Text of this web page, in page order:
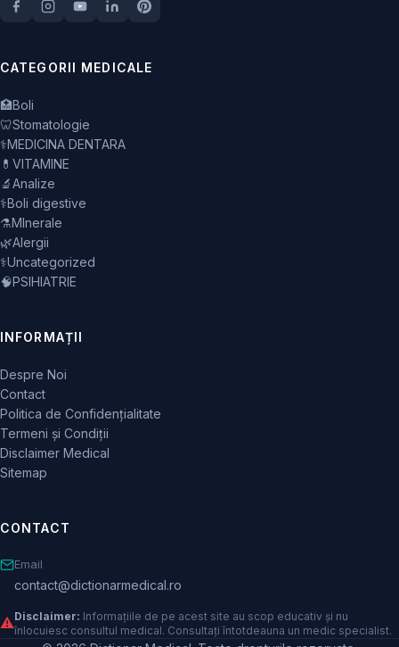
CATEGORII MEDICALE
🏥Boli
🦷Stomatologie
⚕️MEDICINA DENTARA
💊 VITAMINE
🔬Analize
⚕️Boli digestive
⚗️MInerale
🌿Alergii
⚕️Uncategorized
🧠PSIHIATRIE
INFORMAȚII
Despre Noi
Contact
Politica de Confidențialitate
Termeni și Condiții
Disclaimer Medical
Sitemap
CONTACT
Email
contact@dictionarmedical.ro
⚠️Disclaimer: Informațiile de pe acest site au scop educativ și nu
înlocuiesc consultul medical. Consultați întotdeauna un medic specialist.